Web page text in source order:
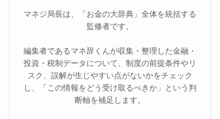
マネジ局長は、「お金の大辞典」全体を統括する
監修者です。
編集者であるマネ辞くんが収集・整理した金融・
投資・税制データについて、制度の前提条件やリ
スク、誤解が生じやすい点がないかをチェック
し、「この情報をどう受け取るべきか」という判
断軸を補足します。